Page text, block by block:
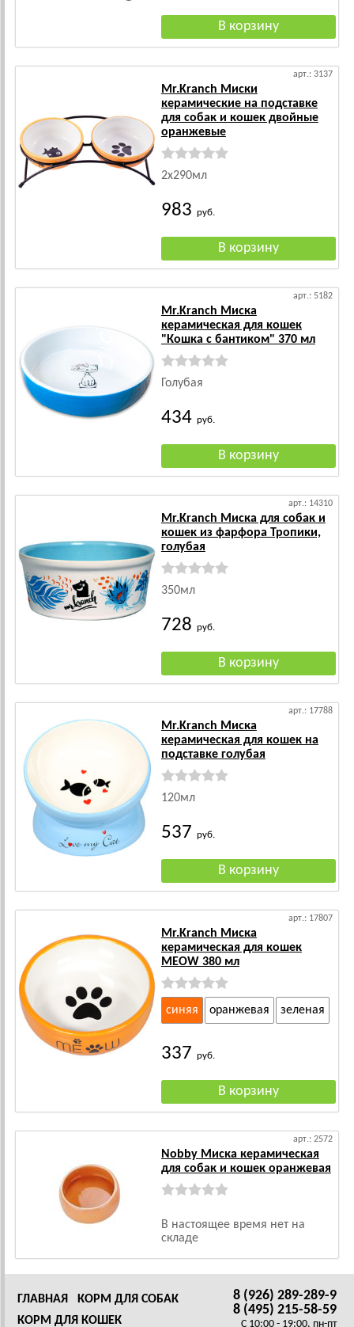
арт.: 3137
Mr.Kranch Миски
керамические на подставке
для собак и кошек двойные
оранжевые
2x290мл
983 руб.
арт.: 5182
Mr.Kranch Миска
керамическая для кошек
"Кошка с бантиком" 370 мл
Голубая
434 руб.
арт.: 14310
Mr.Kranch Миска для собак и
кошек из фарфора Тропики,
голубая
350мл
728 руб.
арт.: 17788
Mr.Kranch Миска
керамическая для кошек на
подставке голубая
120мл
537 руб.
арт.: 17807
Mr.Kranch Миска
керамическая для кошек
MEOW 380 мл
синяя оранжевая зеленая
337 руб.
арт.: 2572
Nobby Миска керамическая
для собак и кошек оранжевая
В настоящее время нет на
складе
8 (926) 289-289-9
8 (495) 215-58-59
C 10:00 - 19:00, пн-пт
ГЛАВНАЯ
КОРМ ДЛЯ СОБАК
КОРМ ДЛЯ КОШЕК